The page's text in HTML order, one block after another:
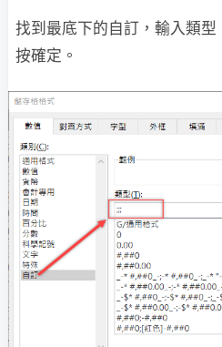
找到最底下的自訂，輸入類型
按確定。